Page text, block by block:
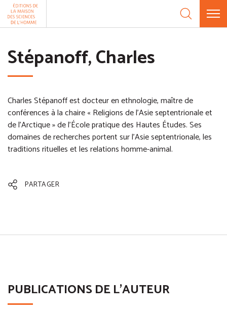
Aller au contenu
Stépanoff, Charles
Charles Stépanoff est docteur en ethnologie, maître de
conférences à la chaire « Religions de l'Asie septentrionale et
de l'Arctique » de l'École pratique des Hautes Études. Ses
domaines de recherches portent sur l'Asie septentrionale, les
traditions rituelles et les relations homme-animal.
PARTAGER
PUBLICATIONS DE L'AUTEUR
Panneau de gestion des cookies